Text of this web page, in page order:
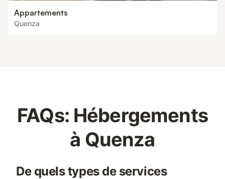
Appartements
Quenza
FAQs: Hébergements
à Quenza
De quels types de services